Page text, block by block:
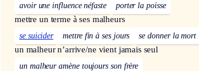
avoir une influence néfaste porter la poisse
mettre un terme à ses malheurs
se suicider mettre fin à ses jours se donner la mort
un malheur n’arrive/ne vient jamais seul
un malheur amène toujours son frère